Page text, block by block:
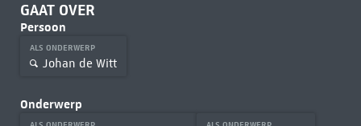
GAAT OVER
Persoon
ALS ONDERWERP
Johan de Witt
Onderwerp